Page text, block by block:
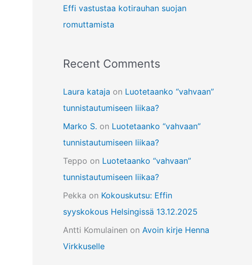
Effi vastustaa kotirauhan suojan
romuttamista
Recent Comments
Laura kataja on Luotetaanko “vahvaan”
tunnistautumiseen liikaa?
Marko S. on Luotetaanko “vahvaan”
tunnistautumiseen liikaa?
Teppo on Luotetaanko “vahvaan”
tunnistautumiseen liikaa?
Pekka on Kokouskutsu: Effin
syyskokous Helsingissä 13.12.2025
Antti Komulainen on Avoin kirje Henna
Virkkuselle